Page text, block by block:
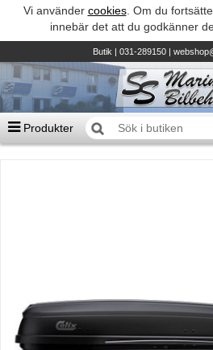
Vi använder cookies. Om du
innebär det att du godkänner
Butik| 031-289150 |
Produkter
Honda - Utombordare
HonWave - Gummibåtar